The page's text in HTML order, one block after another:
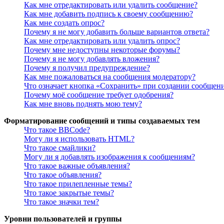
Как мне отредактировать или удалить сообщение?
Как мне добавить подпись к своему сообщению?
Как мне создать опрос?
Почему я не могу добавить больше вариантов ответа?
Как мне отредактировать или удалить опрос?
Почему мне недоступны некоторые форумы?
Почему я не могу добавлять вложения?
Почему я получил предупреждение?
Как мне пожаловаться на сообщения модератору?
Что означает кнопка «Сохранить» при создании
Почему моё сообщение требует одобрения?
Как мне вновь поднять мою тему?
Форматирование сообщений и типы создаваемых тем
Что такое BBCode?
Могу ли я использовать HTML?
Что такое смайлики?
Могу ли я добавлять изображения к сообщениям?
Что такое важные объявления?
Что такое объявления?
Что такое прилепленные темы?
Что такое закрытые темы?
Что такое значки тем?
Уровни пользователей и группы